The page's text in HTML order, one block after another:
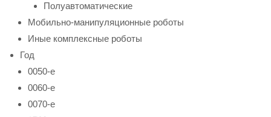
Полуавтоматические
Мобильно-манипуляционные роботы
Иные комплексные роботы
Год
0050-е
0060-е
0070-е